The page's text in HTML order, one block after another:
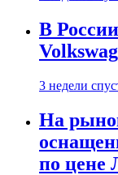
В
3 недели
На
по цене